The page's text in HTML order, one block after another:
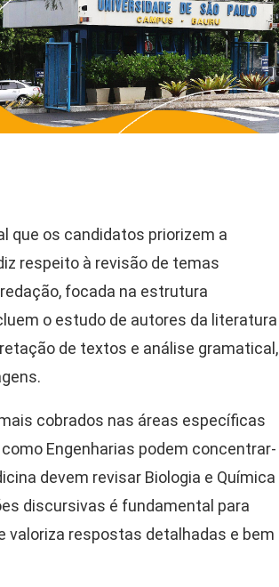
que os candidatos priorizem a
respeito à revisão de temas
focada na estrutura
o estudo de autores da literatura
de textos e análise gramatical,
cobrados nas áreas específicas
Engenharias podem concentrar-
devem revisar Biologia e Química
discursivas é fundamental para
valoriza respostas detalhadas e bem